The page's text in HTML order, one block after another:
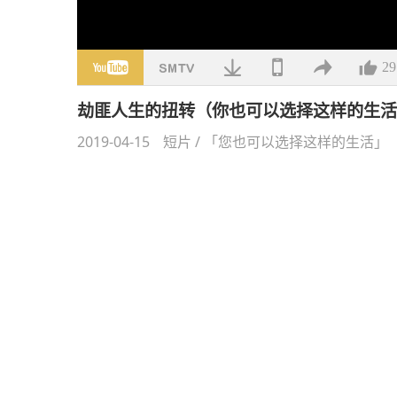
29
劫匪人生的扭转（你也可以选择这样的生
2019-04-15 短片 / 「您也可以选择这样的生活」